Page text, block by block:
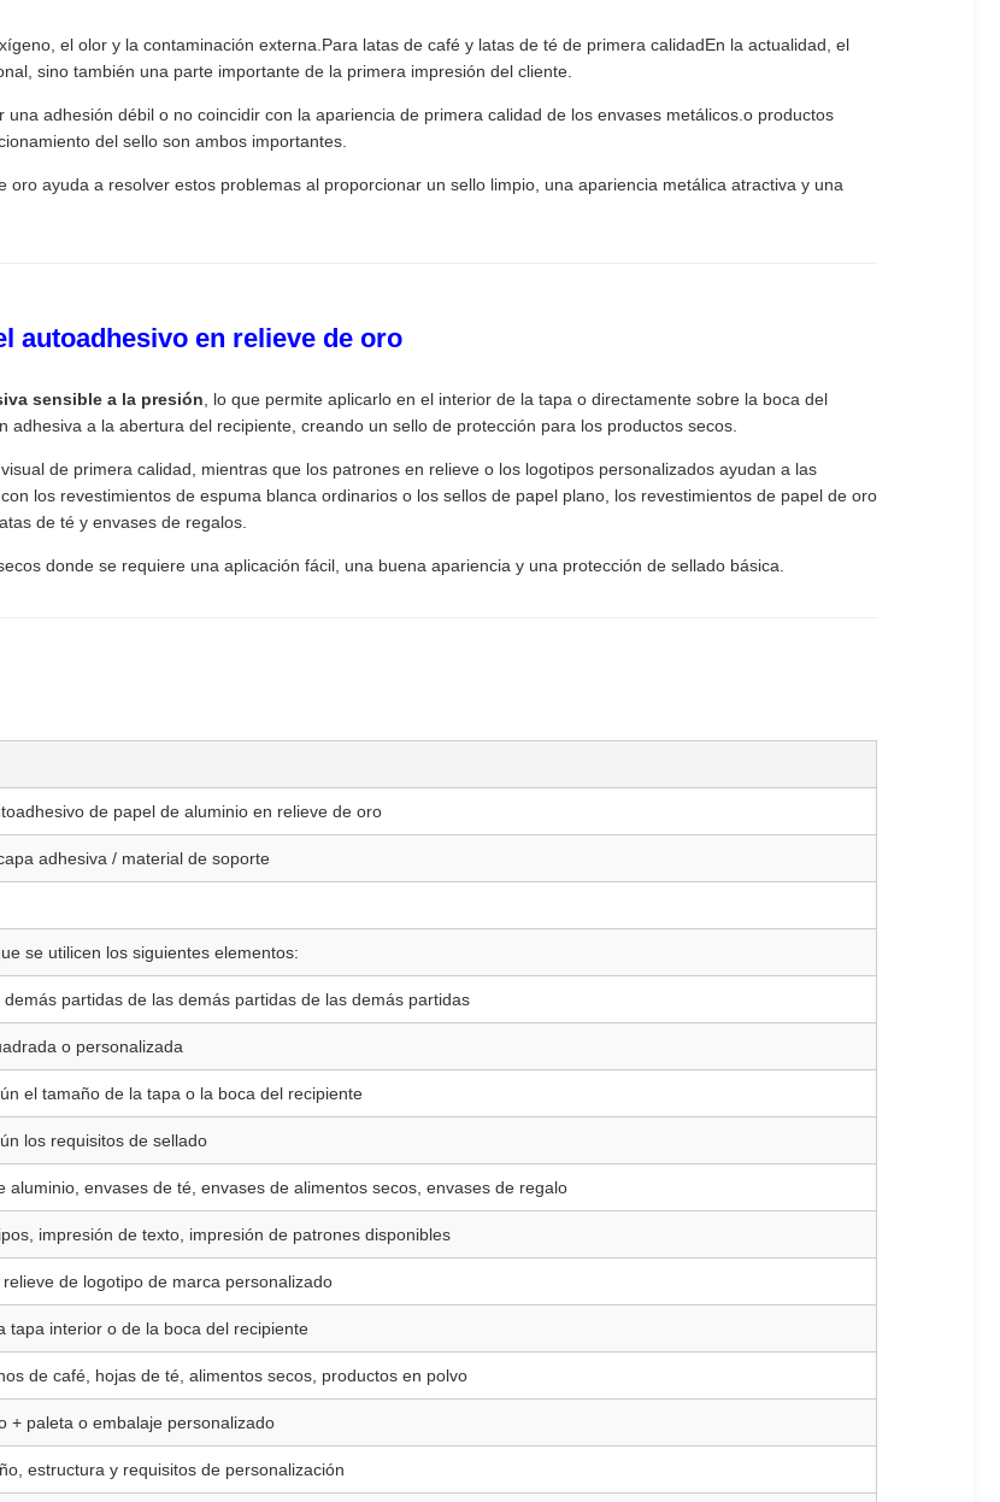
el olor y la contaminación externa.Para latas de café y latas de té de primera calidadEn la actualidad, el
sino también una parte importante de la primera impresión del cliente.
adhesión débil o no coincidir con la apariencia de primera calidad de los envases metálicos.o productos
del sello son ambos importantes.
ayuda a resolver estos problemas al proporcionar un sello limpio, una apariencia metálica atractiva y una
autoadhesivo en relieve de oro
sensible a la presión , lo que permite aplicarlo en el interior de la tapa o directamente sobre la boca del
a la abertura del recipiente, creando un sello de protección para los productos secos.
de primera calidad, mientras que los patrones en relieve o los logotipos personalizados ayudan a las
los revestimientos de espuma blanca ordinarios o los sellos de papel plano, los revestimientos de papel de oro
de té y envases de regalos.
donde se requiere una aplicación fácil, una buena apariencia y una protección de sellado básica.
de papel de aluminio en relieve de oro
adhesiva / material de soporte
se utilicen los siguientes elementos:
partidas de las demás partidas de las demás partidas
o personalizada
el tamaño de la tapa o la boca del recipiente
los requisitos de sellado
aluminio, envases de té, envases de alimentos secos, envases de regalo
impresión de texto, impresión de patrones disponibles
de logotipo de marca personalizado
tapa interior o de la boca del recipiente
de café, hojas de té, alimentos secos, productos en polvo
+ paleta o embalaje personalizado
estructura y requisitos de personalización